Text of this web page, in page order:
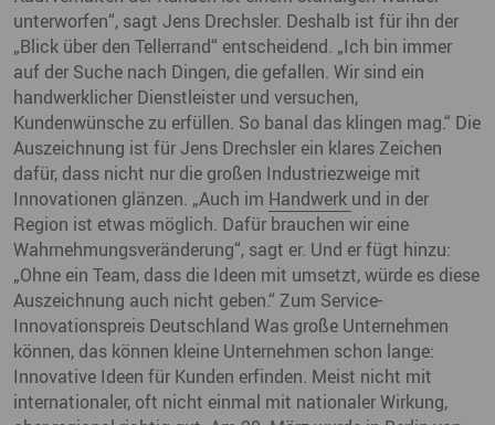
unterworfen“, sagt Jens Drechsler. Deshalb ist für ihn der
„Blick über den Tellerrand“ entscheidend. „Ich bin immer
auf der Suche nach Dingen, die gefallen. Wir sind ein
handwerklicher Dienstleister und versuchen,
Kundenwünsche zu erfüllen. So banal das klingen mag.“ Die
Auszeichnung ist für Jens Drechsler ein klares Zeichen
dafür, dass nicht nur die großen Industriezweige mit
Innovationen glänzen. „Auch im Handwerk und in der
Region ist etwas möglich. Dafür brauchen wir eine
Wahrnehmungsveränderung“, sagt er. Und er fügt hinzu:
„Ohne ein Team, dass die Ideen mit umsetzt, würde es diese
Auszeichnung auch nicht geben.“ Zum Service-
Innovationspreis Deutschland Was große Unternehmen
können, das können kleine Unternehmen schon lange:
Innovative Ideen für Kunden erfinden. Meist nicht mit
internationaler, oft nicht einmal mit nationaler Wirkung,